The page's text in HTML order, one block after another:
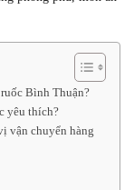
Bình Thuận?
yêu thích?
vận chuyển hàng